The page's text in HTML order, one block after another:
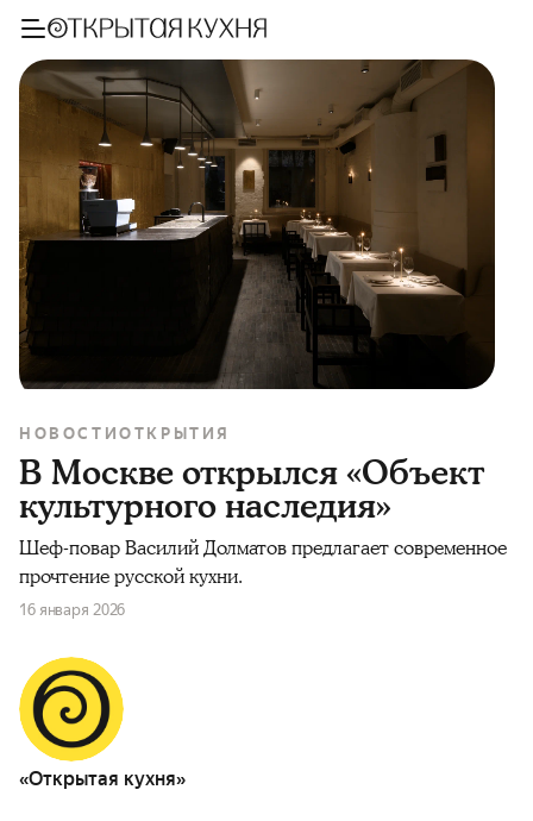
НОВОСТИОТКРЫТИЯ
В Москве открылся «Объект
культурного наследия»
Шеф-повар Василий Долматов предлагает современное
прочтение русской кухни.
16 января 2026
«Открытая кухня»